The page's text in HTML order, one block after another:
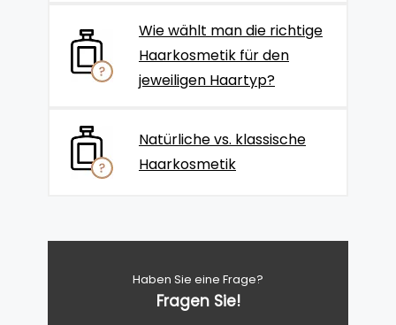
Wie wählt man die richtige
Haarkosmetik für den
jeweiligen Haartyp?
Natürliche vs. klassische
Haarkosmetik
Haben Sie eine Frage?
Fragen Sie!